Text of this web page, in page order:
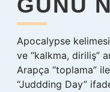
GÜNÜ
Apocalypse kelimesi
ve “kalkma, diriliş”
Arapça “toplama”
“Juddding Day”